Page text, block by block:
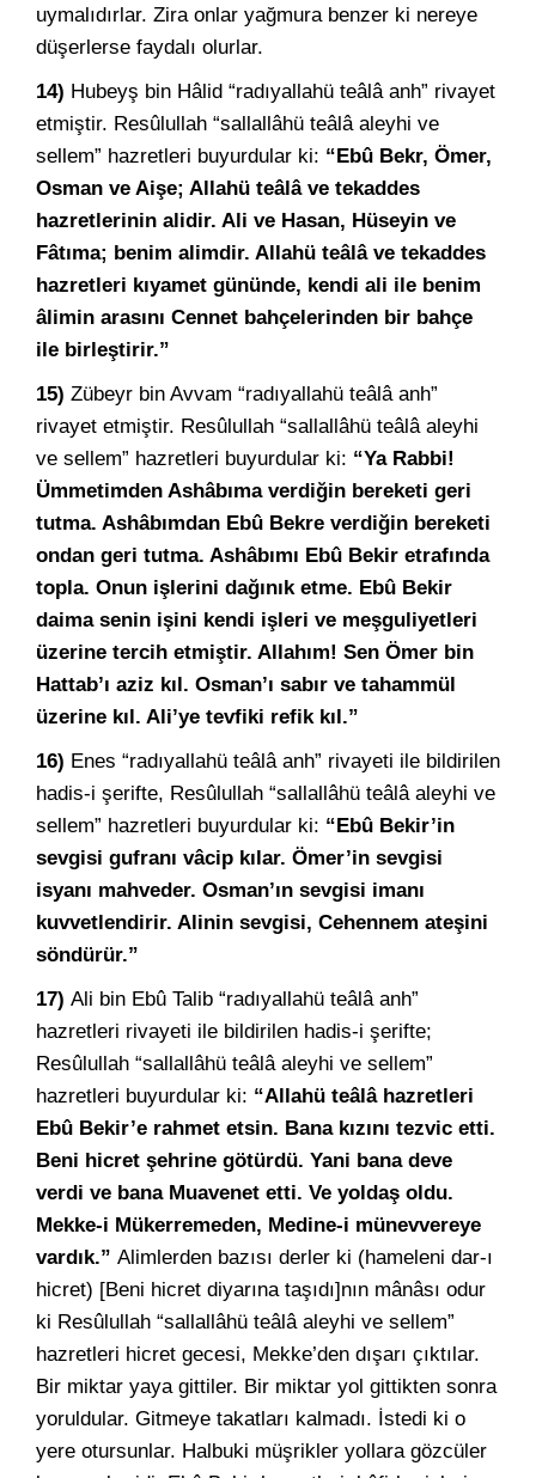
uymalıdırlar. Zira onlar yağmura benzer ki nereye
düşerlerse faydalı olurlar.
14) Hubeyş bin Hâlid “radıyallahü teâlâ anh” rivayet
etmiştir. Resûlullah “sallallâhü teâlâ aleyhi ve
sellem” hazretleri buyurdular ki: “Ebû Bekr, Ömer,
Osman ve Aişe; Allahü teâlâ ve tekaddes
hazretlerinin alidir. Ali ve Hasan, Hüseyin ve
Fâtıma; benim alimdir. Allahü teâlâ ve tekaddes
hazretleri kıyamet gününde, kendi ali ile benim
âlimin arasını Cennet bahçelerinden bir bahçe
ile birleştirir.”
15) Zübeyr bin Avvam “radıyallahü teâlâ anh”
rivayet etmiştir. Resûlullah “sallallâhü teâlâ aleyhi
ve sellem” hazretleri buyurdular ki: “Ya Rabbi!
Ümmetimden Ashâbıma verdiğin bereketi geri
tutma. Ashâbımdan Ebû Bekre verdiğin bereketi
ondan geri tutma. Ashâbımı Ebû Bekir etrafında
topla. Onun işlerini dağınık etme. Ebû Bekir
daima senin işini kendi işleri ve meşguliyetleri
üzerine tercih etmiştir. Allahım! Sen Ömer bin
Hattab’ı aziz kıl. Osman’ı sabır ve tahammül
üzerine kıl. Ali’ye tevfiki refik kıl.”
16) Enes “radıyallahü teâlâ anh” rivayeti ile bildirilen
hadis-i şerifte, Resûlullah “sallallâhü teâlâ aleyhi ve
sellem” hazretleri buyurdular ki: “Ebû Bekir’in
sevgisi gufranı vâcip kılar. Ömer’in sevgisi
isyanı mahveder. Osman’ın sevgisi imanı
kuvvetlendirir. Alinin sevgisi, Cehennem ateşini
söndürür.”
17) Ali bin Ebû Talib “radıyallahü teâlâ anh”
hazretleri rivayeti ile bildirilen hadis-i şerifte;
Resûlullah “sallallâhü teâlâ aleyhi ve sellem”
hazretleri buyurdular ki: “Allahü teâlâ hazretleri
Ebû Bekir’e rahmet etsin. Bana kızını tezvic etti.
Beni hicret şehrine götürdü. Yani bana deve
verdi ve bana Muavenet etti. Ve yoldaş oldu.
Mekke-i Mükerremeden, Medine-i münevvereye
vardık.” Alimlerden bazısı derler ki (hameleni dar-ı
hicret) [Beni hicret diyarına taşıdı]nın mânâsı odur
ki Resûlullah “sallallâhü teâlâ aleyhi ve sellem”
hazretleri hicret gecesi, Mekke’den dışarı çıktılar.
Bir miktar yaya gittiler. Bir miktar yol gittikten sonra
yoruldular. Gitmeye takatları kalmadı. İstedi ki o
yere otursunlar. Halbuki müşrikler yollara gözcüler